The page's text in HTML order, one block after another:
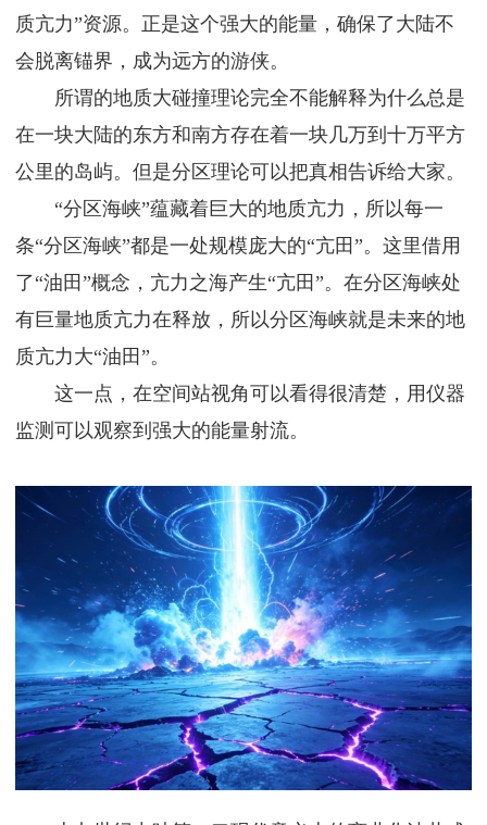
质亢力”资源。正是这个强大的能量，确保了大陆不
会脱离锚界，成为远方的游侠。
所谓的地质大碰撞理论完全不能解释为什么总是
在一块大陆的东方和南方存在着一块几万到十万平方
公里的岛屿。但是分区理论可以把真相告诉给大家。
“分区海峡”蕴藏着巨大的地质亢力，所以每一
条“分区海峡”都是一处规模庞大的“亢田”。这里借用
了“油田”概念，亢力之海产生“亢田”。在分区海峡处
有巨量地质亢力在释放，所以分区海峡就是未来的地
质亢力大“油田”。
这一点，在空间站视角可以看得很清楚，用仪器
监测可以观察到强大的能量射流。